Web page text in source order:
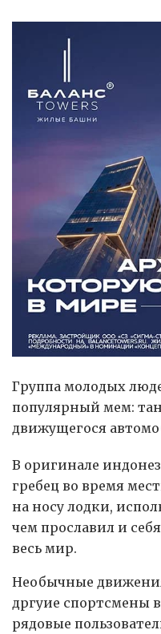
Группа молодых
популярный мем:
движущегося
В оригинале
гребец во время
на носу лодки,
чем прославил и
весь мир.
Необычные
дргуие спортсмены
рядовые